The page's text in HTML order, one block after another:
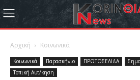
Αρχική Κοινωνικά
Κοινωνικά Παρασκήνιο ΠΡΩΤΟΣΕΛΙΔΑ
Τοπική Αυτ/κηση